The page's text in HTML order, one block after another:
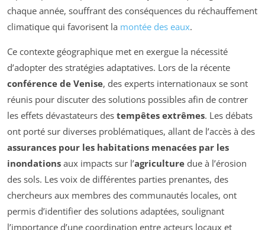
chaque année, souffrant des conséquences du réchauffement
climatique qui favorisent la montée des eaux.
Ce contexte géographique met en exergue la nécessité
d’adopter des stratégies adaptatives. Lors de la récente
conférence de Venise, des experts internationaux se sont
réunis pour discuter des solutions possibles afin de contrer
les effets dévastateurs des tempêtes extrêmes. Les débats
ont porté sur diverses problématiques, allant de l’accès à des
assurances pour les habitations menacées par les
inondations aux impacts sur l’agriculture due à l’érosion
des sols. Les voix de différentes parties prenantes, des
chercheurs aux membres des communautés locales, ont
permis d’identifier des solutions adaptées, soulignant
l’importance d’une coordination entre acteurs locaux et